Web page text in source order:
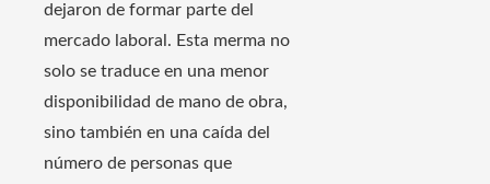
dejaron de formar parte del
mercado laboral. Esta merma no
solo se traduce en una menor
disponibilidad de mano de obra,
sino también en una caída del
número de personas que